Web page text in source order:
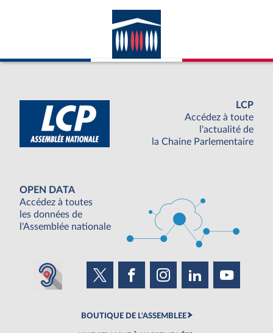
LCP
Accédez à toute
l'actualité de
la Chaine Parlementaire
OPEN DATA
Accédez à toutes
les données de
l'Assemblée nationale
BOUTIQUE DE L'ASSEMBLEE